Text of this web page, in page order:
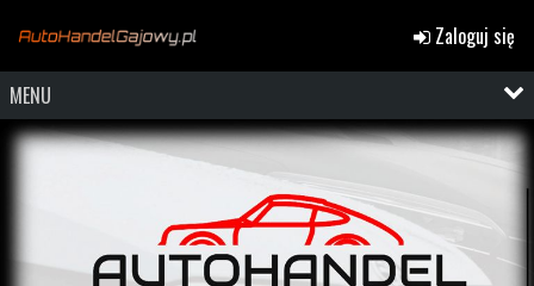
Zaloguj się
MENU